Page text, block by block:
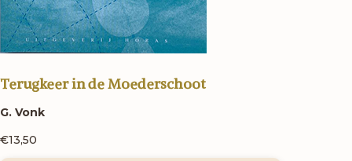
Terugkeer in de Moederschoot
G. Vonk
€13,50